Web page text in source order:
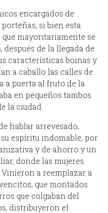
encargados de
si bien esta
mayoritariamente se
después de la llegada de
características boinas y
a caballo las calles de
a puerta al fruto de la
en pequeños tambos
la ciudad.
hablar arrevesado,
espíritu indomable, por
y de ahorro y un
donde las mujeres
a reemplazar a
que montados
que colgaban del
distribuyeron el